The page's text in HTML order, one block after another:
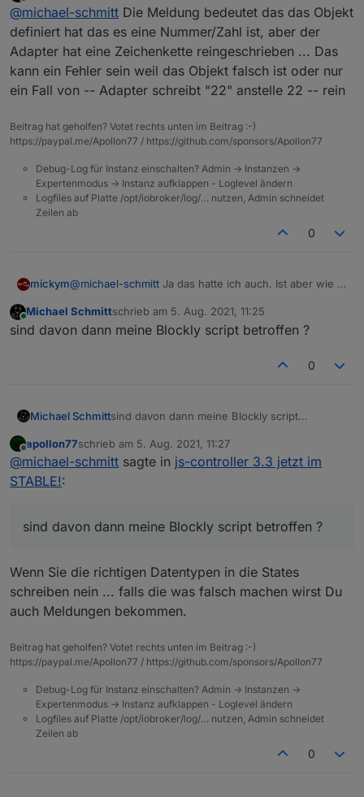
Offline
@michael-schmitt Die Meldung bedeutet das das Objekt
definiert hat das es eine Nummer/Zahl ist, aber der
Adapter hat eine Zeichenkette reingeschrieben ... Das
kann ein Fehler sein weil das Objekt falsch ist oder nur
ein Fall von -- Adapter schreibt "22" anstelle 22 -- rein
Beitrag hat geholfen? Votet rechts unten im Beitrag :-)
https://paypal.me/Apollon77 / https://github.com/sponsors/Apollon77
Debug-Log für Instanz einschalten? Admin -> Instanzen ->
Expertenmodus -> Instanz aufklappen - Loglevel ändern
Logfiles auf Platte /opt/iobroker/log/… nutzen, Admin schneidet
Zeilen ab
0
mickym@michael-schmitt Ja das hatte ich auch. Ist aber wie in
Ich habe die Datenpunkte alle gelöscht (des
Callmonitors) und dann den Adapter neu gestartet und
monierten Punkt gelöscht hätte.
Online
Michael Schmittschrieb am 5. Aug. 2021, 11:25
zuletzt editiert von
sind davon dann meine Blockly script betroffen ?
0
Michael Schmittsind davon dann meine Blockly script
Offline
apollon77schrieb am 5. Aug. 2021, 11:27
zuletzt editiert von
@michael-schmitt sagte in js-controller 3.3 jetzt im
STABLE!:
sind davon dann meine Blockly script betroffen ?
Wenn Sie die richtigen Datentypen in die States
schreiben nein ... falls die was falsch machen wirst Du
auch Meldungen bekommen.
Beitrag hat geholfen? Votet rechts unten im Beitrag :-)
https://paypal.me/Apollon77 / https://github.com/sponsors/Apollon77
Debug-Log für Instanz einschalten? Admin -> Instanzen ->
Expertenmodus -> Instanz aufklappen - Loglevel ändern
Logfiles auf Platte /opt/iobroker/log/… nutzen, Admin schneidet
Zeilen ab
0